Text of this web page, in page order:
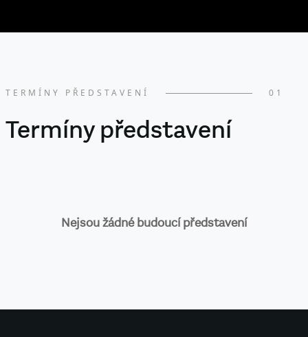
Termíny představení
TERMÍNY PŘEDSTAVENÍ 01
Nejsou žádné budoucí představení